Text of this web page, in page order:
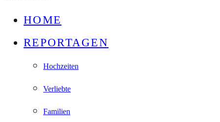
HOME
REPORTAGEN
Hochzeiten
Verliebte
Familien